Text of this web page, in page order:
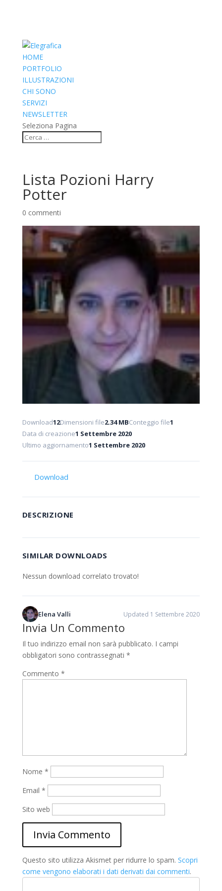
HOME
PORTFOLIO
ILLUSTRAZIONI
CHI SONO
SERVIZI
NEWSLETTER
Seleziona Pagina
Lista Pozioni Harry
Potter
0 commenti
Download12Dimensioni file2.34 MBConteggio file1
Data di creazione1 Settembre 2020
Ultimo aggiornamento1 Settembre 2020
Download
DESCRIZIONE
SIMILAR DOWNLOADS
Nessun download correlato trovato!
Elena Valli Updated 1 Settembre 2020
Invia Un Commento
Il tuo indirizzo email non sarà pubblicato. I campi
obbligatori sono contrassegnati *
Commento *
Nome *
Email *
Sito web
Questo sito utilizza Akismet per ridurre lo spam. Scopri
come vengono elaborati i dati derivati dai commenti.